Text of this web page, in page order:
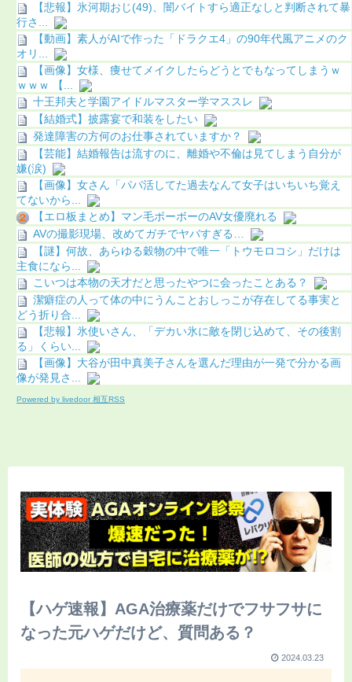
【悲報】氷河期おじ(49)、闇バイトすら適正なしと判断されて暴
行さ...
【動画】素人がAIで作った「ドラクエ4」の90年代風アニメのク
オリ...
【画像】女様、痩せてメイクしたらどうとでもなってしまうｗ
ｗｗｗ 【...
十王邦夫と学園アイドルマスター学マススレ
【結婚式】披露宴で和装をしたい
発達障害の方何のお仕事されていますか？
【芸能】結婚報告は流すのに、離婚や不倫は見てしまう自分が
嫌(涙)
【画像】女さん「パパ活してた過去なんて女子はいちいち覚え
てないから...
【エロ板まとめ】マン毛ボーボーのAV女優廃れる
AVの撮影現場、改めてガチでヤバすぎる…
【謎】何故、あらゆる穀物の中で唯一「トウモロコシ」だけは
主食になら...
こいつは本物の天才だと思ったやつに会ったことある？
潔癖症の人って体の中にうんことおしっこが存在してる事実と
どう折り合...
【悲報】氷使いさん、「デカい氷に敵を閉じ込めて、その後割
る」くらい...
【画像】大谷が田中真美子さんを選んだ理由が一発で分かる画
像が発見さ...
Powered by livedoor 相互RSS
【ハゲ速報】AGA治療薬だけでフサフサに
なった元ハゲだけど、質問ある？
2024.03.23